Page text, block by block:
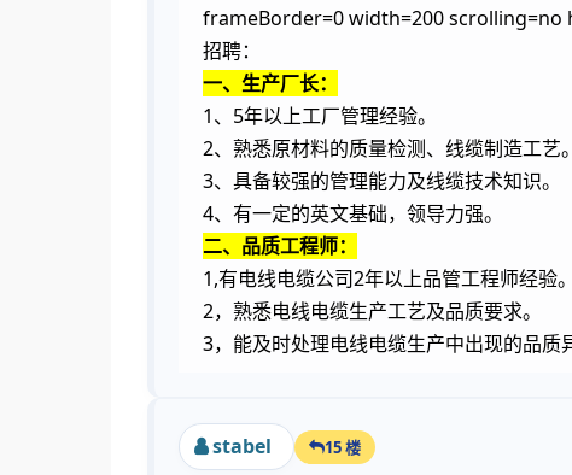
frameBorder=0 width=200 scrolling=no
招聘：
一、生产厂长：
1 、 5年以上工厂管理经验。
2、熟悉原材料的质量检测、线缆制造工艺。
3、具备较强的管理能力及线缆技术知识。
4、有一定的英文基础，领导力强。
二、品质工程师：
1,有电线电缆公司2年以上品管工程师经验。
2，熟悉电线电缆生产工艺及品质要求。
3，能及时处理电线电缆生产中出现的品质
stabel 15 楼